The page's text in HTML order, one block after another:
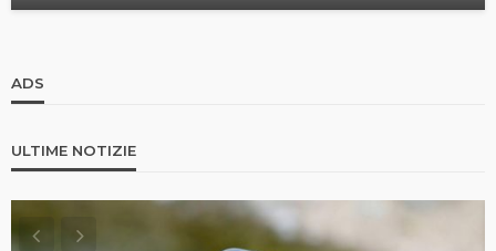
ADS
ULTIME NOTIZIE